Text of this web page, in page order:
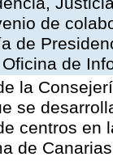
de
de
de
la
se
centros en
de Canarias